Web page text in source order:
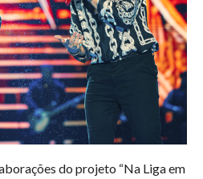
do projeto “Na Liga em